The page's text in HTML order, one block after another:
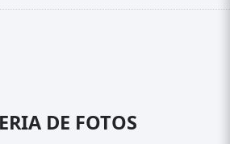
DE FOTOS